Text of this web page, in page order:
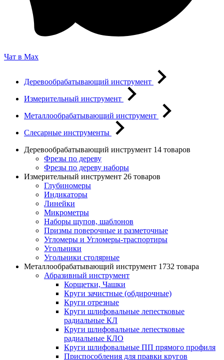
Чат в Max
Деревообрабатывающий инструмент
Измерительный инструмент
Металлообрабатывающий инструмент
Слесарные инструменты
Деревообрабатывающий инструмент 14 товаров
Фрезы по дереву
Фрезы по дереву наборы
Измерительный инструмент 26 товаров
Глубиномеры
Индикаторы
Линейки
Микрометры
Наборы щупов, шаблонов
Призмы поверочные и разметочные
Угломеры и Угломеры-траспортиры
Угольники
Угольники столярные
Металлообрабатывающий инструмент 1732 товара
Абразивный инструмент
Корщетки, Чашки
Круги зачистные (обдирочные)
Круги отрезные
Круги шлифовальные лепестковые
радиальные КЛ
Круги шлифовальные лепестковые
радиальные КЛО
Круги шлифовальные ПП прямого профиля
Приспособления для правки кругов